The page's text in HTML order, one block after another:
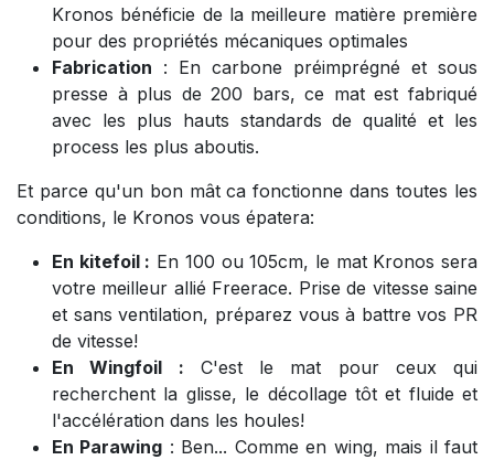
Kronos bénéficie de la meilleure matière première
pour des propriétés mécaniques optimales
Fabrication : En carbone préimprégné et sous
presse à plus de 200 bars, ce mat est fabriqué
avec les plus hauts standards de qualité et les
process les plus aboutis.
Et parce qu'un bon mât ca fonctionne dans toutes les
conditions, le Kronos vous épatera:
En kitefoil : En 100 ou 105cm, le mat Kronos sera
votre meilleur allié Freerace. Prise de vitesse saine
et sans ventilation, préparez vous à battre vos PR
de vitesse!
En Wingfoil : C'est le mat pour ceux qui
recherchent la glisse, le décollage tôt et fluide et
l'accélération dans les houles!
En Parawing : Ben... Comme en wing, mais il faut